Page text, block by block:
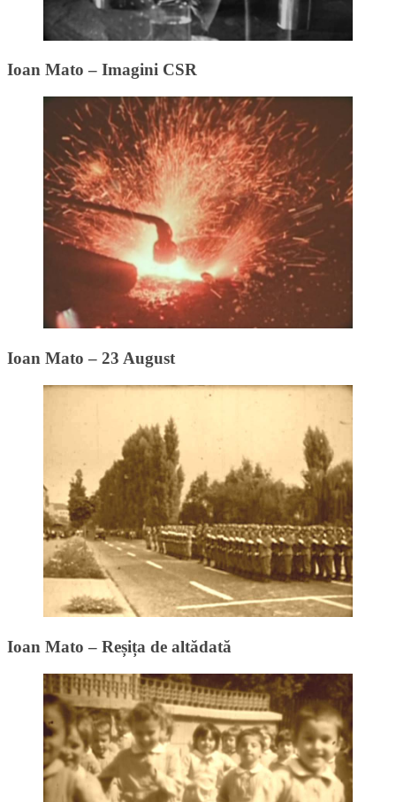
Ioan Mato – Imagini CSR
Ioan Mato – 23 August
Ioan Mato – Reșița de altădată